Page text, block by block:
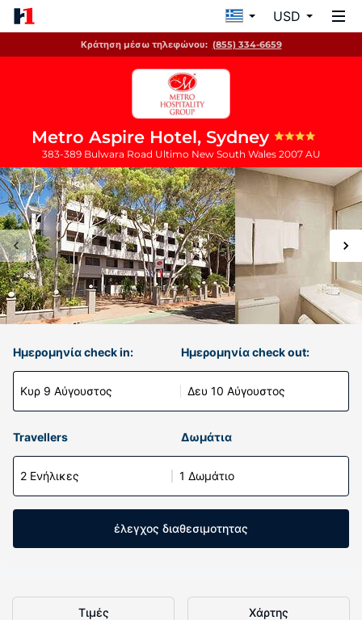
USD
Κράτηση μέσω τηλεφώνου: (855) 334-6659
Metro Aspire Hotel, Sydney
383-389 Bulwara Road Ultimo New South Wales 2007 AU
Ημερομηνία check in:
Κυρ 9 Αύγουστος
Ημερομηνία check out:
Δευ 10 Αύγουστος
Travellers Δωμάτια
2 Ενήλικες 1 Δωμάτιο
έλεγχος διαθεσιμοτητας
Τιμές Χάρτης